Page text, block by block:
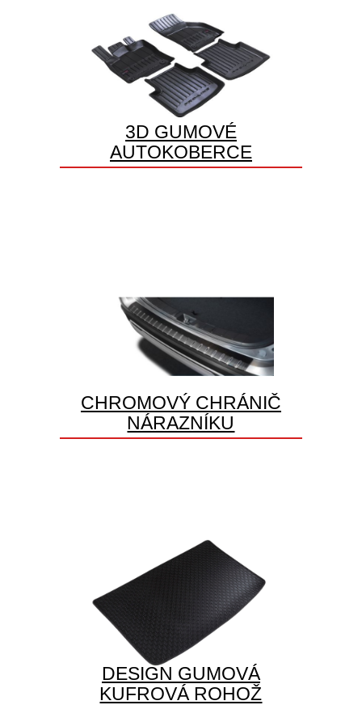
3D GUMOVÉ
AUTOKOBERCE
CHROMOVÝ CHRÁNIČ
NÁRAZNÍKU
DESIGN GUMOVÁ
KUFROVÁ ROHOŽ